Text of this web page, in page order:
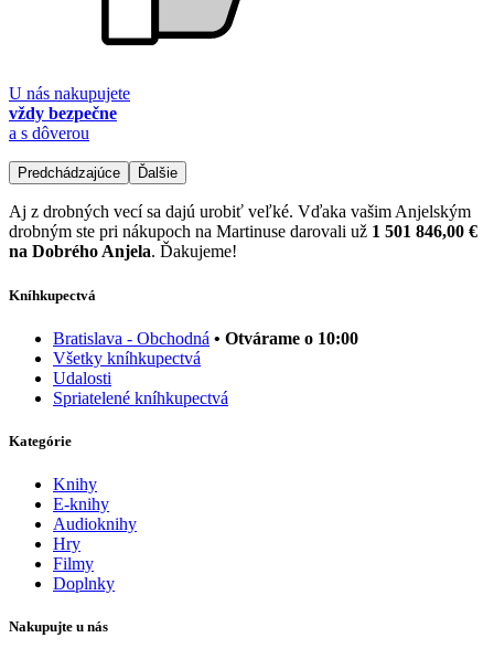
U nás nakupujete
vždy bezpečne
a s dôverou
Predchádzajúce Ďalšie
Aj z drobných vecí sa dajú urobiť veľké. Vďaka vašim Anjelským
drobným ste pri nákupoch na Martinuse darovali už 1 501 846,00 €
na Dobrého Anjela. Ďakujeme!
Kníhkupectvá
Bratislava - Obchodná • Otvárame o 10:00
Všetky kníhkupectvá
Udalosti
Spriatelené kníhkupectvá
Kategórie
Knihy
E-knihy
Audioknihy
Hry
Filmy
Doplnky
Nakupujte u nás